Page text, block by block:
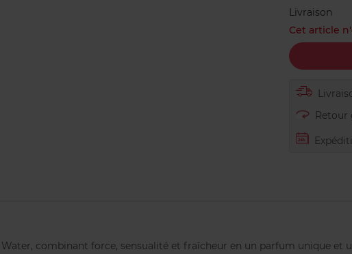
Livraison
Cet article
Retour
Water, combinant force, sensualité et fraîcheur en un parfum unique et